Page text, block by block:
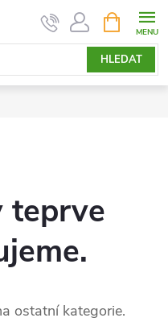
HLEDAT
NÁKUPNÍ
KOŠÍK
teprve
ostatní kategorie.